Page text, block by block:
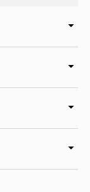
arrow_drop_down
arrow_drop_down
arrow_drop_down
arrow_drop_down